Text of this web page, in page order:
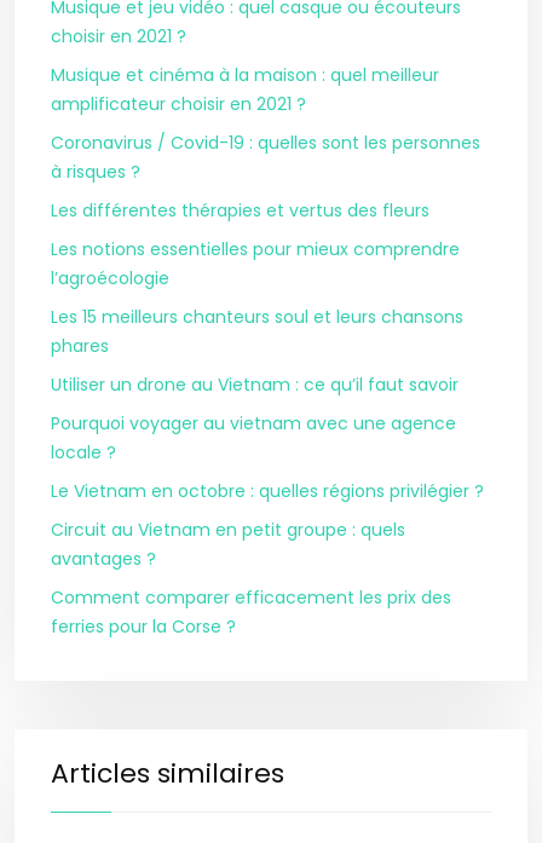
Musique et jeu vidéo : quel casque ou écouteurs
choisir en 2021 ?
Musique et cinéma à la maison : quel meilleur
amplificateur choisir en 2021 ?
Coronavirus / Covid-19 : quelles sont les personnes
à risques ?
Les différentes thérapies et vertus des fleurs
Les notions essentielles pour mieux comprendre
l’agroécologie
Les 15 meilleurs chanteurs soul et leurs chansons
phares
Utiliser un drone au Vietnam : ce qu’il faut savoir
Pourquoi voyager au vietnam avec une agence
locale ?
Le Vietnam en octobre : quelles régions privilégier ?
Circuit au Vietnam en petit groupe : quels
avantages ?
Comment comparer efficacement les prix des
ferries pour la Corse ?
Articles similaires